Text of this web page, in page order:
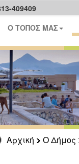
409409
Ο ΤΟΠΟΣ ΜΑΣ
Αρχική Ο Δήμος